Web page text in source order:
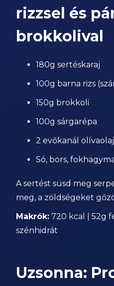
rizzsel és
brokkolival
180g sertéskaraj
100g barna rizs
150g brokkoli
100g sárgarépa
2 evőkanál olívaolaj
Só, bors,
A sertést süsd meg
meg, a zöldségeket
Makrók: 720 kcal | 52g
szénhidrát
Uzsonna: